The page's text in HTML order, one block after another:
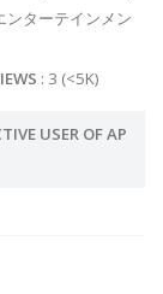
ンターテインメン
: 3 (<5K)
USER OF AP